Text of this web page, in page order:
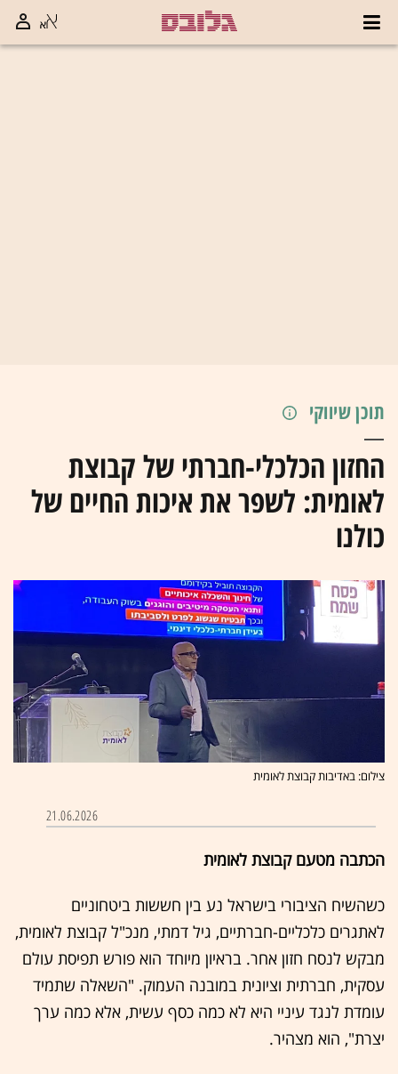
תוכן שיווקי
החזון הכלכלי-חברתי של קבוצת
לאומית: לשפר את איכות החיים של
כולנו
צילום: באדיבות קבוצת לאומית
21.06.2026
הכתבה מטעם קבוצת לאומית
כשהשיח הציבורי בישראל נע בין חששות ביטחוניים
לאתגרים כלכליים-חברתיים, גיל דמתי, מנכ"ל קבוצת לאומית,
מבקש לנסח חזון אחר. בראיון מיוחד הוא פורש תפיסת עולם
עסקית, חברתית וציונית במובנה העמוק. "השאלה שתמיד
עומדת לנגד עיניי היא לא כמה כסף עשית, אלא כמה ערך
יצרת", הוא מצהיר.